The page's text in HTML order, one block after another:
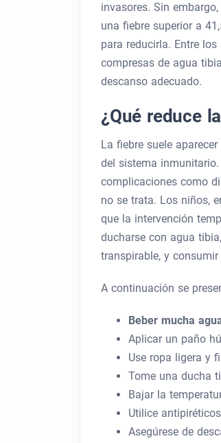
invasores. Sin
una fiebre superior a
para reducirla. Entre
compresas de agua
descanso adecuado.
¿Qué reduce
La fiebre suele
del sistema
complicaciones como
no se trata. Los niños,
que la intervención
ducharse con agua
transpirable, y
A continuación se
Beber mucha
Aplicar un paño
Use ropa ligera y
Tome una ducha
Bajar la
Utilice
Asegúrese de